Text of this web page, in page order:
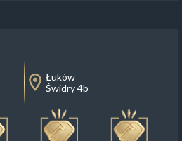
Łuków
Świdry 4b